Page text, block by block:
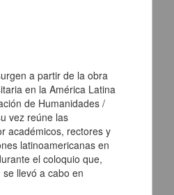
sobre América Latina y
a partir de la obra
en la América Latina
de Humanidades /
vez reúne las
académicos, rectores y
latinoamericanas en
el coloquio que,
llevó a cabo en